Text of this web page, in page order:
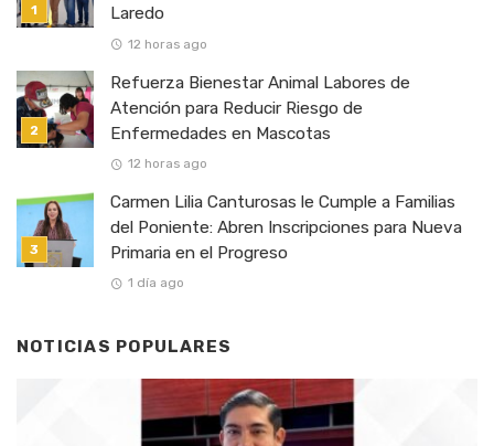
Laredo
12 horas ago
Refuerza Bienestar Animal Labores de
Atención para Reducir Riesgo de
Enfermedades en Mascotas
12 horas ago
Carmen Lilia Canturosas le Cumple a Familias
del Poniente: Abren Inscripciones para Nueva
Primaria en el Progreso
1 día ago
NOTICIAS POPULARES